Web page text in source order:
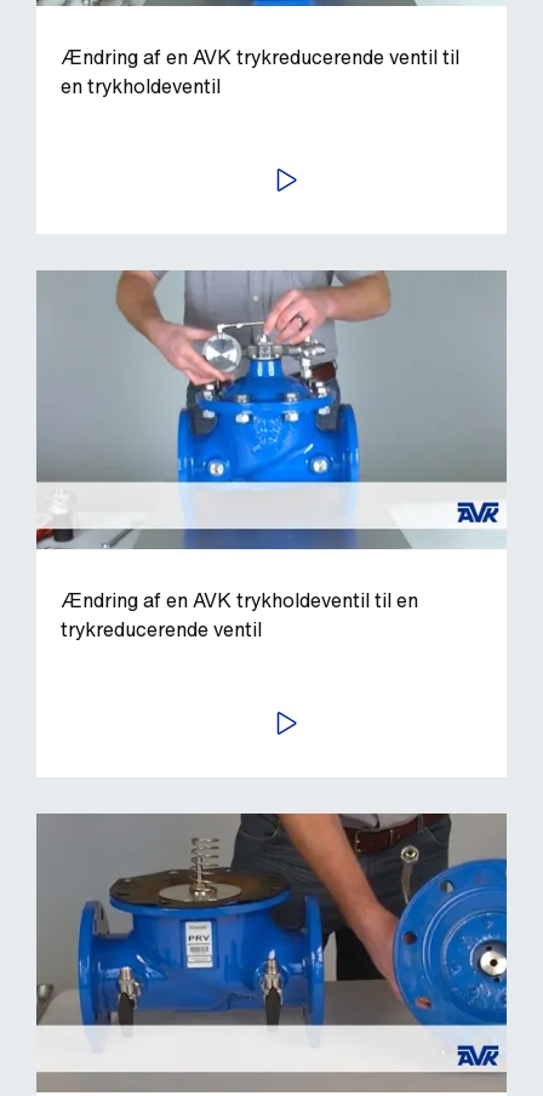
Ændring af en AVK trykreducerende ventil til
en trykholdeventil
AFSPIL
Ændring af en AVK trykholdeventil til en
trykreducerende ventil
AFSPIL